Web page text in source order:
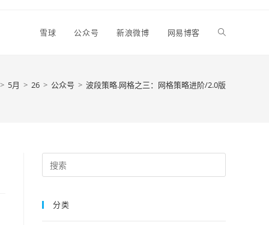
雪球 公众号 新浪微博 网易博客 Toggle
> 5月 > 26 > 公众号 > 波段策略.网格之三：网格策略进阶/2.0版
Escape
分类